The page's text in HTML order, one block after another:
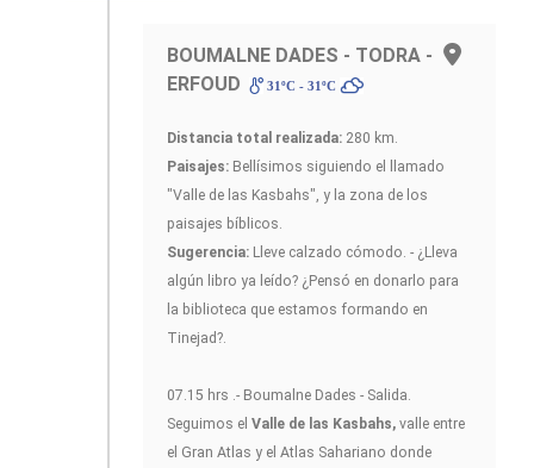
BOUMALNE DADES - TODRA -
ERFOUD
31ºC - 31ºC
Distancia total realizada: 280 km.
Paisajes: Bellísimos siguiendo el llamado
"Valle de las Kasbahs", y la zona de los
paisajes bíblicos.
Sugerencia: Lleve calzado cómodo. - ¿Lleva
algún libro ya leído? ¿Pensó en donarlo para
la biblioteca que estamos formando en
Tinejad?.
07.15 hrs .- Boumalne Dades - Salida.
Seguimos el Valle de las Kasbahs, valle entre
el Gran Atlas y el Atlas Sahariano donde